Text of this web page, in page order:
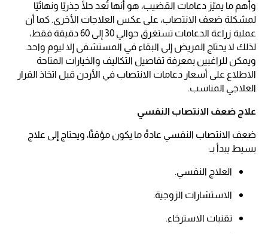
وأهم ما يميّز دعامات القضيب، هو أنها تُعد حلًا جذريًا ونهائيًا
لمشكلة ضعف الانتصاب، على عكس العلاجات الأخرى. كما أن
عملية زراعة الدعامات تستغرق حوالي 30 إلى 60 دقيقة فقط،
لذلك لا يحتاج المريض إلى البقاء في المستشفى إلا ليوم واحد.
ويمكن للراغبين بمعرفة تفاصيل التكاليف والخيارات المتاحة
الاطلاع على أسعار دعامات الانتصاب في الأردن قبل اتخاذ القرار
العلاجي المناسب.
علاج ضعف الانتصاب النفسي
ضعف الانتصاب النفسي عادةً ما يكون مؤقتًا، ويحتاج إلى علاج
بسيط يبدأ بـ:
العلاج النفسي.
الاستشارات الزوجية.
تقنيات الاسترخاء.